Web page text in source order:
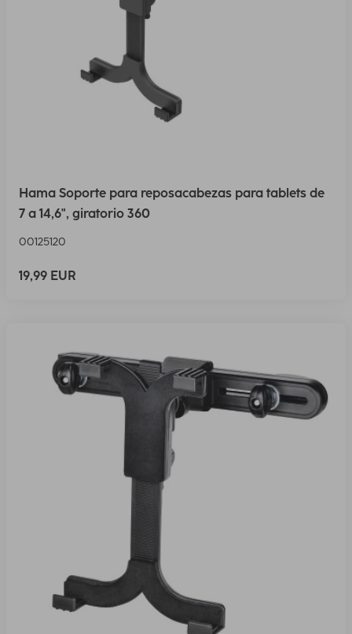
Hama Soporte para reposacabezas para tablets de
7 a 14,6", giratorio 360
00125120
19,99 EUR